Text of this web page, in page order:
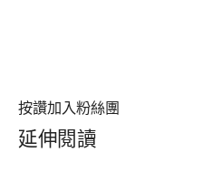
按讚加入粉絲團
延伸閱讀